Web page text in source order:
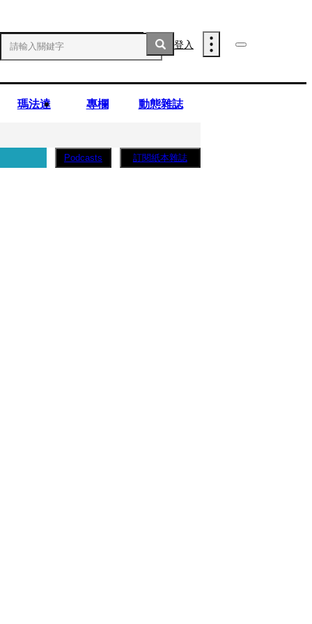
登入
瑪法達 專欄 動態雜誌
Podcasts 訂閱紙本雜誌